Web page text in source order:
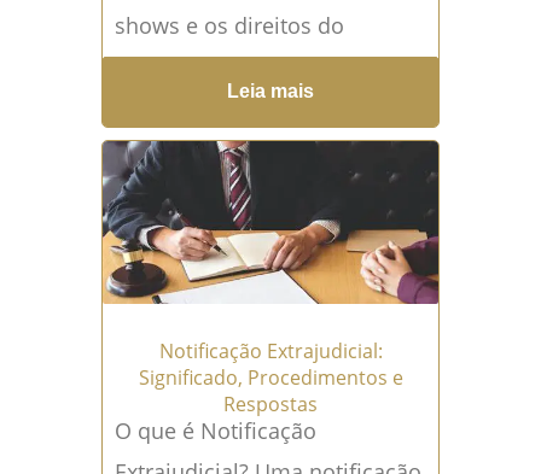
shows e os direitos do
consumidor Os direitos do
consumidor ganham especial
relevância quando ocorre um
acidente grave...
Leia mais →
Leia mais
Notificação Extrajudicial:
Significado, Procedimentos e
Respostas
O que é Notificação